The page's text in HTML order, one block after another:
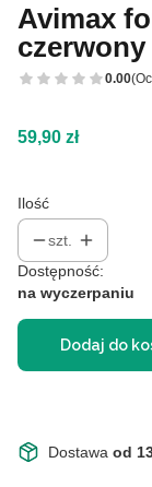
Avimax
0.00
Cena
59,90 zł
Ilość
szt.
Dostępność:
na wyczerpaniu
Dodaj do
Dostawa od